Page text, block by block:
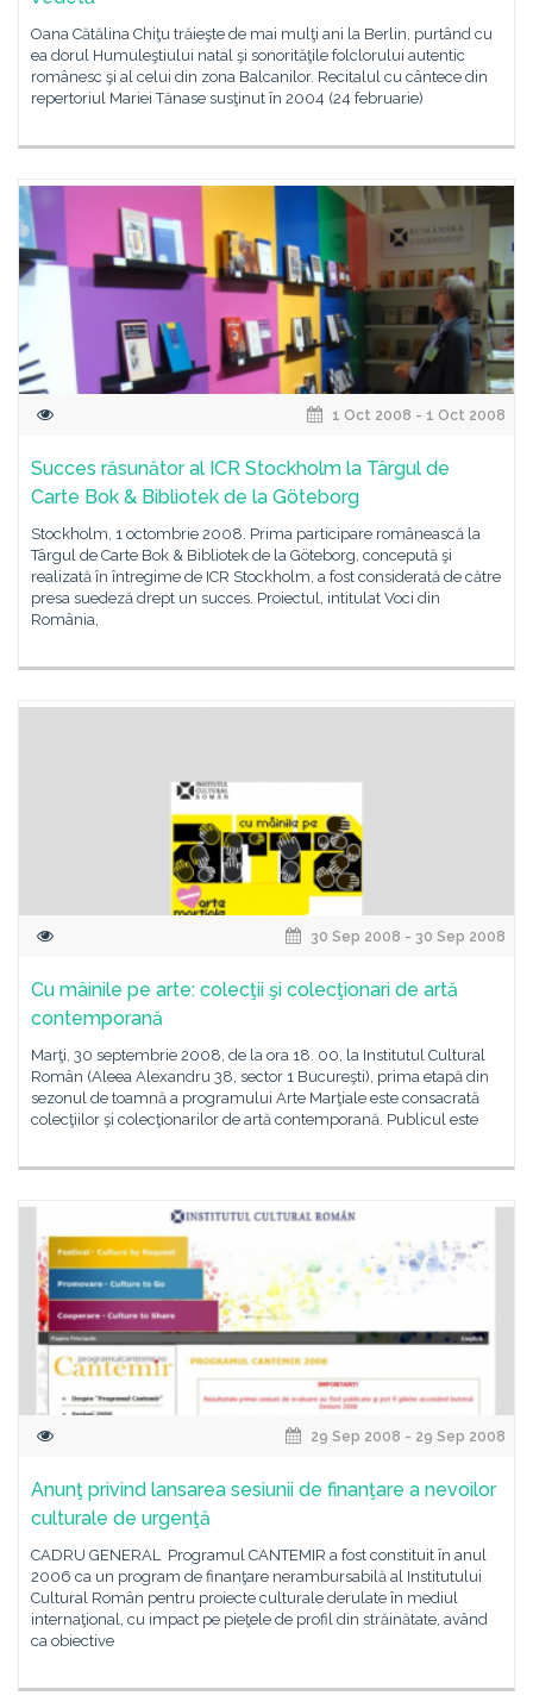
Oana Cătălina Chiţu trăieşte de mai mulţi ani la Berlin, purtând cu
ea dorul Humuleştiului natal şi sonorităţile folclorului autentic
românesc şi al celui din zona Balcanilor. Recitalul cu cântece din
repertoriul Mariei Tănase susţinut în 2004 (24 februarie)
1 Oct 2008 - 1 Oct 2008
Succes răsunător al ICR Stockholm la Târgul de
Carte Bok & Bibliotek de la Göteborg
Stockholm, 1 octombrie 2008. Prima participare românească la
Târgul de Carte Bok & Bibliotek de la Göteborg, concepută şi
realizată în întregime de ICR Stockholm, a fost considerată de către
presa suedeză drept un succes. Proiectul, intitulat Voci din
România,
30 Sep 2008 - 30 Sep 2008
Cu mâinile pe arte: colecţii şi colecţionari de artă
contemporană
Marţi, 30 septembrie 2008, de la ora 18. 00, la Institutul Cultural
Român (Aleea Alexandru 38, sector 1 Bucureşti), prima etapă din
sezonul de toamnă a programului Arte Marţiale este consacrată
colecţiilor şi colecţionarilor de artă contemporană. Publicul este
29 Sep 2008 - 29 Sep 2008
Anunţ privind lansarea sesiunii de finanţare a nevoilor
culturale de urgenţă
CADRU GENERAL Programul CANTEMIR a fost constituit în anul
2006 ca un program de finanţare nerambursabilă al Institutului
Cultural Român pentru proiecte culturale derulate în mediul
internaţional, cu impact pe pieţele de profil din străinătate, având
ca obiective